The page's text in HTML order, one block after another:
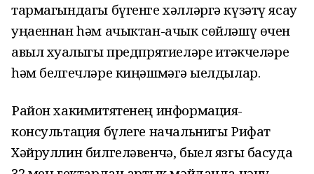
тармагындагы бүгенге хәлләргә күзәтү ясау
уңаеннан һәм ачыктан-ачык сөйләшү өчен
авыл хуҗалыгы предпрятиеләре җитәкчеләре
һәм белгечләре киңәшмәгә җыелдылар.
Район хакимитятенең информация-
консультация бүлеге начальнигы Рифат
Хәйруллин билгеләвенчә, быел язгы басуда